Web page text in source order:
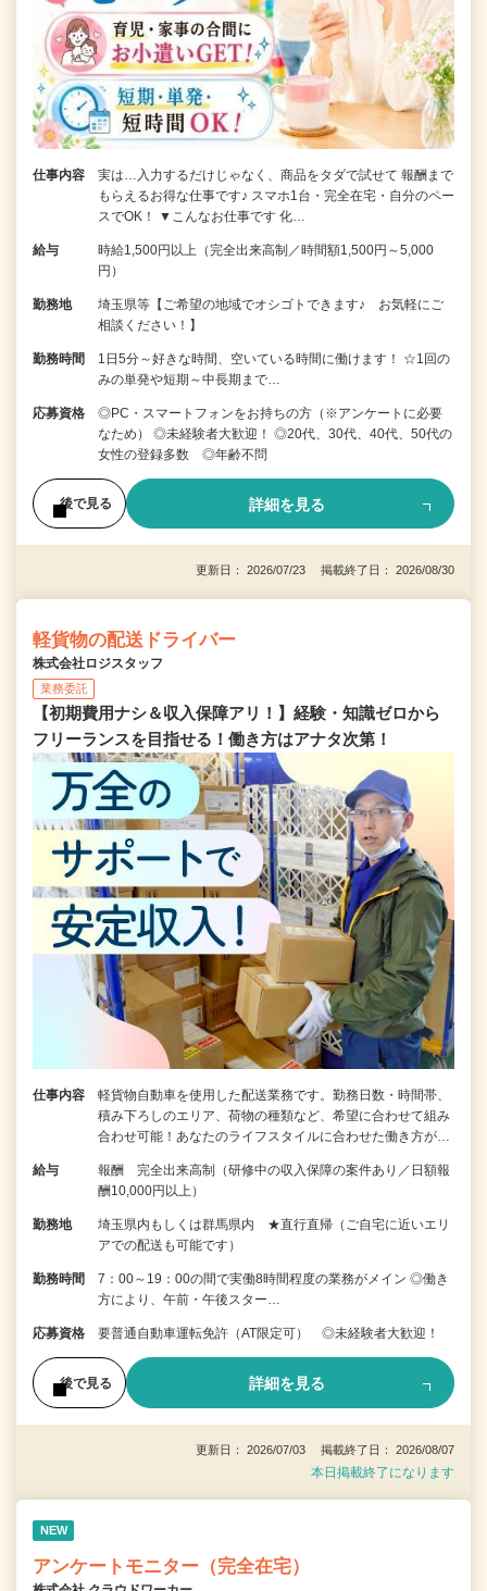
仕事内容
実は…入力するだけじゃなく、商品をタダで試せて 報酬まで
もらえるお得な仕事です♪ スマホ1台・完全在宅・自分のペー
スでOK！ ▼こんなお仕事です 化…
給与
時給1,500円以上（完全出来高制／時間額1,500円～5,000
円）
勤務地
埼玉県等【ご希望の地域でオシゴトできます♪ お気軽にご
相談ください！】
勤務時間
1日5分～好きな時間、空いている時間に働けます！ ☆1回の
みの単発や短期～中長期まで…
応募資格
◎PC・スマートフォンをお持ちの方（※アンケートに必要
なため） ◎未経験者大歓迎！ ◎20代、30代、40代、50代の
女性の登録多数 ◎年齢不問
後で見る 詳細を見る
更新日： 2026/07/23 掲載終了日： 2026/08/30
軽貨物の配送ドライバー
株式会社ロジスタッフ
業務委託
【初期費用ナシ＆収入保障アリ！】経験・知識ゼロから
フリーランスを目指せる！働き方はアナタ次第！
仕事内容
軽貨物自動車を使用した配送業務です。勤務日数・時間帯、
積み下ろしのエリア、荷物の種類など、希望に合わせて組み
合わせ可能！あなたのライフスタイルに合わせた働き方が…
給与
報酬 完全出来高制（研修中の収入保障の案件あり／日額報
酬10,000円以上）
勤務地
埼玉県内もしくは群馬県内 ★直行直帰（ご自宅に近いエリ
アでの配送も可能です）
勤務時間
7：00～19：00の間で実働8時間程度の業務がメイン ◎働き
方により、午前・午後スター…
応募資格 要普通自動車運転免許（AT限定可） ◎未経験者大歓迎！
後で見る 詳細を見る
更新日： 2026/07/03 掲載終了日： 2026/08/07
本日掲載終了になります
NEW
アンケートモニター（完全在宅）